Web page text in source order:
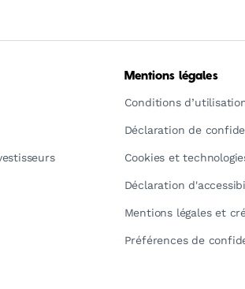
Mentions légales
Conditions
Déclaration de
Cookies et
Déclaration
Mentions légales et
Préférences de